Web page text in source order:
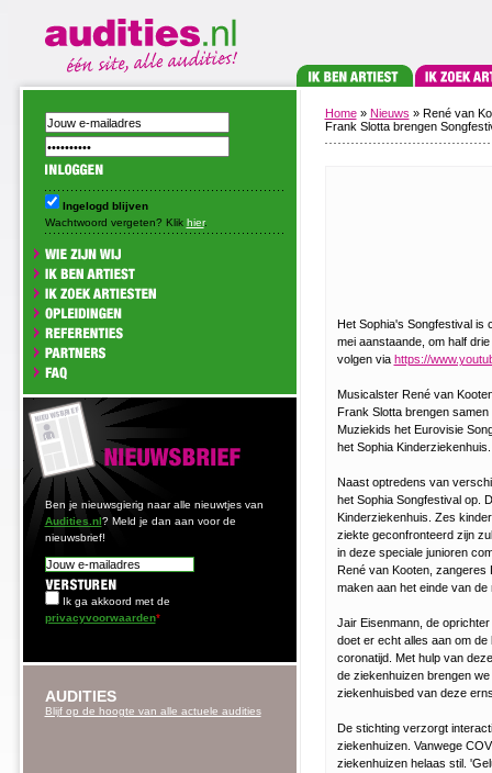
Ingelogd blijven
Wachtwoord vergeten? Klik hier.
Ben je nieuwsgierig naar alle nieuwtjes van
Audities.nl? Meld je dan aan voor de
nieuwsbrief!
Ik ga akkoord met de
privacyvoorwaarden*
AUDITIES
Blijf op de hoogte van alle actuele audities
Home » Nieuws » René van
Frank Slotta brengen
Het Sophia's Songfestival is
mei aanstaande, om half
volgen via https://
Musicalster René van
Frank Slotta brengen
Muziekids het Eurovisie
het Sophia
Naast optredens van
het Sophia Songfestival op.
Kinderziekenhuis. Zes
ziekte geconfronteerd zijn
in deze speciale junioren
René van Kooten, zangeres
maken aan het einde van
Jair Eisenmann, de
doet er echt alles aan om
coronatijd. Met hulp van
de ziekenhuizen brengen
ziekenhuisbed van deze
De stichting verzorgt
ziekenhuizen. Vanwege
ziekenhuizen helaas stil.